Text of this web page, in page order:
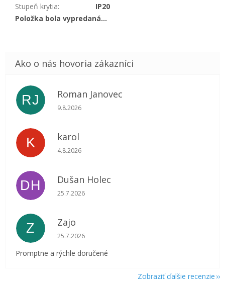
Stupeň krytia:
IP20
Položka bola vypredaná…
RJ Roman Janovec
Hodnotenie obchodu je 5 z 5 hviezdičiek.
9.8.2026
K karol
Hodnotenie obchodu je 5 z 5 hviezdičiek.
4.8.2026
DH Dušan Holec
Hodnotenie obchodu je 5 z 5 hviezdičiek.
25.7.2026
Z Zajo
Hodnotenie obchodu je 5 z 5 hviezdičiek.
25.7.2026
Promptne a rýchle doručené
Zobraziť ďalšie recenzie